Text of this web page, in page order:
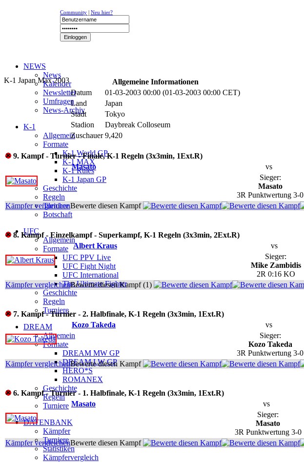
Community | Neu hier?
NEWS
News
Kalender
Newsletter
Umfragen
News-Archiv
K-1
Allgemein
Formate
K-1 World GP
K-1 MAX
K-1 Rules
K-1 Japan GP
Geschichte
Regeln
Turniere
Botschaft
UFC
Allgemein
Formate
UFC PPV Live
UFC Fight Night
UFC International
The Ultimate Fighter
Geschichte
Regeln
Turniere
DREAM
Allgemein
Formate
DREAM MW GP
DREAM LW GP
HERO*S
ROMANEX
Geschichte
Regeln
Turniere
DATENBANK
Kämpfer
Turniere
Statistiken
Kämpfervergleich
K-1 Japan Max 2003
Allgemeine Informationen
Datum
01-03-2003 00:00 (01-03-2003 00:00 CET)
Land
Japan
Stadt
Tokyo
Stadion
Daybreak Colloseum
Zuschauer 9,420
9. Kampf - Turnier - Finale, K-1 Regeln (3x3min, 1Ext.R)
Masato
vs
Sieger:
Masato
3R Punktwertung 3-0
Kämpfer vergleichenBewerte diesen Kampf
8. Kampf - Einzelkampf - Superkampf, K-1 Regeln (3x3min, 2Ext.R)
Albert Kraus
vs
Sieger:
Mike Zambidis
2R 0:16 KO
Kämpfer vergleichenBewerte diesen Kampf (1)
7. Kampf - Turnier - 2. Halbfinale, K-1 Regeln (3x3min, 1Ext.R)
Kozo Takeda
vs
Sieger:
Kozo Takeda
3R Punktwertung 3-0
Kämpfer vergleichenBewerte diesen Kampf
6. Kampf - Turnier - 1. Halbfinale, K-1 Regeln (3x3min, 1Ext.R)
Masato
vs
Sieger:
Masato
3R Punktwertung 3-0
Kämpfer vergleichenBewerte diesen Kampf